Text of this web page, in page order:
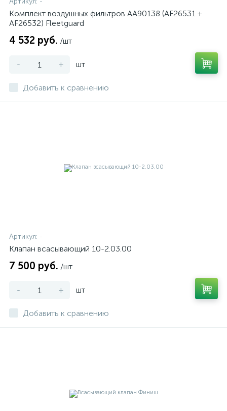
Комплект воздушных фильтров AA90138 (AF26531 +
AF26532) Fleetguard
4 532 руб. /шт
- + шт
Добавить к сравнению
Артикул: -
Клапан всасывающий 10-2.03.00
7 500 руб. /шт
- + шт
Добавить к сравнению